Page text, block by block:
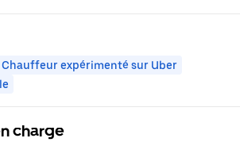
Chauffeur expérimenté sur Uber
charge